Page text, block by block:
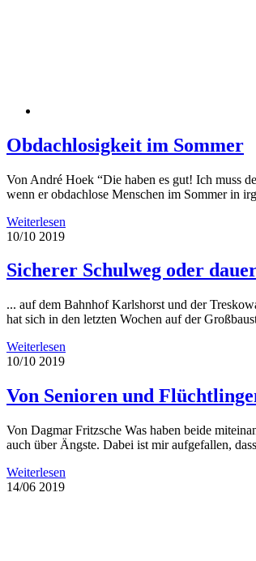
Obdachlosigkeit im Sommer
Von André Hoek “Die haben es gut! Ich muss
wenn er obdachlose Menschen im Sommer in
Weiterlesen
10/10 2019
Sicherer Schulweg oder
... auf dem Bahnhof Karlshorst und der
hat sich in den letzten Wochen auf der
Weiterlesen
10/10 2019
Von Senioren und
Von Dagmar Fritzsche Was haben beide
auch über Ängste. Dabei ist mir aufgefallen,
Weiterlesen
14/06 2019